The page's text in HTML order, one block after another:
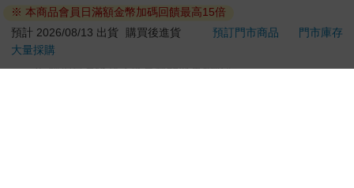
鮮食品）
依消費者要求所為之客製化給付。（客製化商品）
報紙、期刊或雜誌。（含MOOK、外文雜誌）
經消費者拆封之影音商品或電腦軟體。
※ 本商品會員日滿額金幣加碼回饋最高15倍
預計 2026/08/13 出貨
購買後進貨 預訂門市商品
門市庫存
大量採購